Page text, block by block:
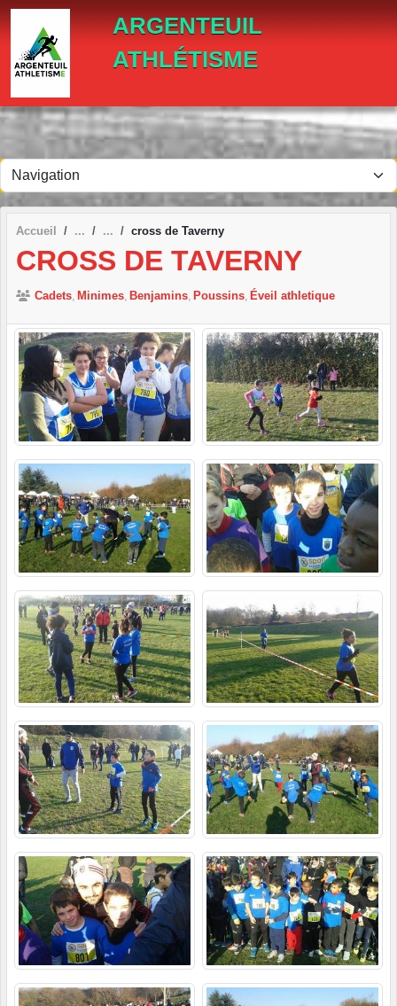
ARGENTEUIL
ATHLÉTISME
Accueil cross de Taverny
CROSS DE TAVERNY
Cadets Minimes Benjamins Poussins Éveil athletique
Panneau de gestion des cookies